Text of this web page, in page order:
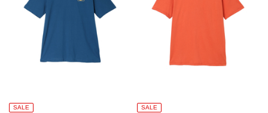
SALE SALE